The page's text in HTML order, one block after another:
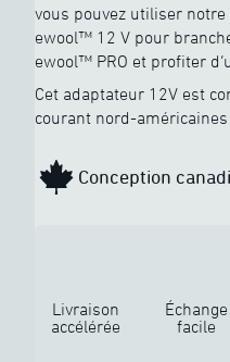
vous pouvez utiliser
ewool™ 12 V pour
ewool™ PRO et profiter
Cet adaptateur 12V est
courant nord-américaines
Conception
Livraison
accélérée
Échange
facile